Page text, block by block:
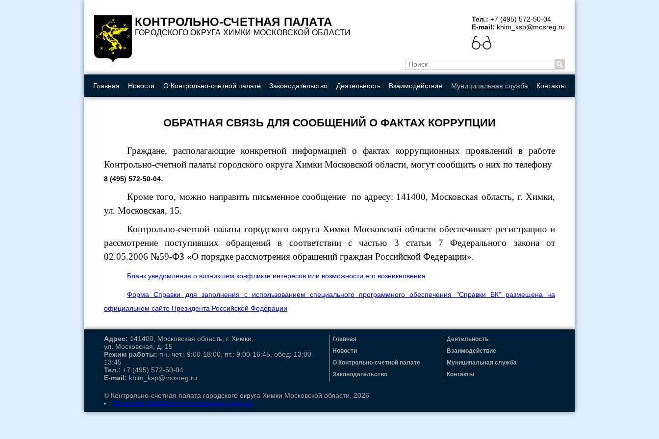
КОНТРОЛЬНО-СЧЕТНАЯ ПАЛАТА
ГОРОДСКОГО ОКРУГА ХИМКИ МОСКОВСКОЙ ОБЛАСТИ
Тел.: +7 (495) 572-50-04
E-mail: khim_ksp@mosreg.ru
Главная Новости О Контрольно-счетной палате Законодательство Деятельность Взаимодействие Муниципальная служба Контакты
ОБРАТНАЯ СВЯЗЬ ДЛЯ СООБЩЕНИЙ О ФАКТАХ КОРРУПЦИИ
Граждане, располагающие конкретной информацией о фактах коррупционных проявлений в работе
Контрольно-счетной палаты городского округа Химки Московской области, могут сообщить о них по телефону
8 (495) 572-50-04.
Кроме того, можно направить письменное сообщение по адресу: 141400, Московская область, г. Химки,
ул. Московская, 15.
Контрольно-счетной палаты городского округа Химки Московской области обеспечивает регистрацию и
рассмотрение поступивших обращений в соответствии с частью 3 статьи 7 Федерального закона от
02.05.2006 №59-ФЗ «О порядке рассмотрения обращений граждан Российской Федерации».
Бланк уведомления о возникшем конфликте интересов или возможности его возникновения
Форма Справки для заполнения с использованием специального программного обеспечения "Справки БК" размещена на
официальном сайте Президента Российской Федерации
Адрес: 141400, Московская область, г. Химки,
ул. Московская, д. 15
Режим работы: пн.-чет.: 9:00-18:00, пт.: 9:00-16:45, обед: 13:00-
13:45
Тел.: +7 (495) 572-50-04
E-mail: khim_ksp@mosreg.ru
Главная
Новости
О Контрольно-счетной палате
Законодательство
Деятельность
Взаимодействие
Муниципальная служба
Контакты
© Контрольно-счетная палата городского округа Химки Московской области, 2026
Политика обработки персональных данных